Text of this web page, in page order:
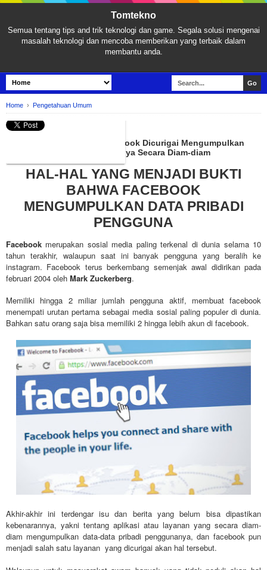
Tomtekno
Semua tentang tips and trik teknologi dan game. Segala solusi mengenai
masalah teknologi dan mencoba memberikan yang terbaik dalam
membantu anda.
Home › Pengetahuan Umum
PENGETAHUAN UMUM
Hal-hal yang Membuat Facebook Dicurigai Mengumpulkan
Data-data Pribadi Penggunanya Secara Diam-diam
HAL-HAL YANG MENJADI BUKTI
BAHWA FACEBOOK
MENGUMPULKAN DATA PRIBADI
PENGGUNA
Facebook merupakan sosial media paling terkenal di dunia selama 10
tahun terakhir, walaupun saat ini banyak pengguna yang beralih ke
instagram. Facebook terus berkembang semenjak awal didirikan pada
februari 2004 oleh Mark Zuckerberg.
Memiliki hingga 2 miliar jumlah pengguna aktif, membuat facebook
menempati urutan pertama sebagai media sosial paling populer di dunia.
Bahkan satu orang saja bisa memiliki 2 hingga lebih akun di facebook.
Akhir-akhir ini terdengar isu dan berita yang belum bisa dipastikan
kebenarannya, yakni tentang aplikasi atau layanan yang secara diam-
diam mengumpulkan data-data pribadi penggunanya, dan facebook pun
menjadi salah satu layanan yang dicurigai akan hal tersebut.